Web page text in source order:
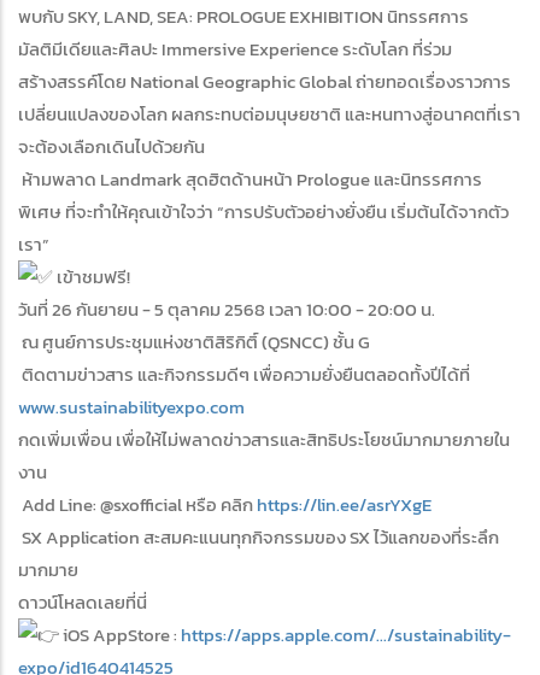
พบกับ SKY, LAND, SEA: PROLOGUE EXHIBITION นิทรรศการ
มัลติมีเดียและศิลปะ Immersive Experience ระดับโลก ที่ร่วม
สร้างสรรค์โดย National Geographic Global ถ่ายทอดเรื่องราวการ
เปลี่ยนแปลงของโลก ผลกระทบต่อมนุษยชาติ และหนทางสู่อนาคตที่เรา
จะต้องเลือกเดินไปด้วยกัน
ห้ามพลาด Landmark สุดฮิตด้านหน้า Prologue และนิทรรศการ
พิเศษ ที่จะทำให้คุณเข้าใจว่า “การปรับตัวอย่างยั่งยืน เริ่มต้นได้จากตัว
เรา”
เข้าชมฟรี!
วันที่ 26 กันยายน - 5 ตุลาคม 2568 เวลา 10:00 - 20:00 น.
ณ ศูนย์การประชุมแห่งชาติสิริกิติ์ (QSNCC) ชั้น G
ติดตามข่าวสาร และกิจกรรมดีๆ เพื่อความยั่งยืนตลอดทั้งปีได้ที่
www.sustainabilityexpo.com
กดเพิ่มเพื่อน เพื่อให้ไม่พลาดข่าวสารและสิทธิประโยชน์มากมายภายใน
งาน
Add Line: @sxofficial หรือ คลิกhttps://lin.ee/asrYXgE
SX Application สะสมคะแนนทุกกิจกรรมของ SX ไว้แลกของที่ระลึก
มากมาย
ดาวน์โหลดเลยที่นี่
iOS AppStore : https://apps.apple.com/.../sustainability-
expo/id1640414525